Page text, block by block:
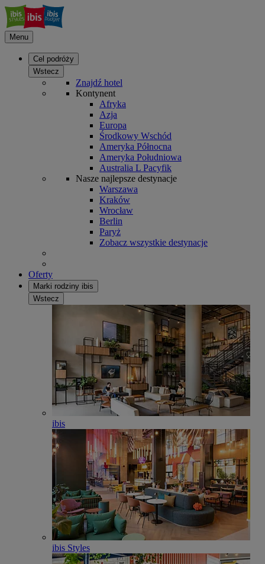
Menu
Cel podróży
Wstecz
Znajdź hotel
Kontynent
Afryka
Azja
Europa
Środkowy Wschód
Ameryka Północna
Ameryka Południowa
Australia L Pacyfik
Nasze najlepsze destynacje
Warszawa
Kraków
Wrocław
Berlin
Paryż
Zobacz wszystkie destynacje
Oferty
Marki rodziny ibis
Wstecz
ibis
ibis Styles